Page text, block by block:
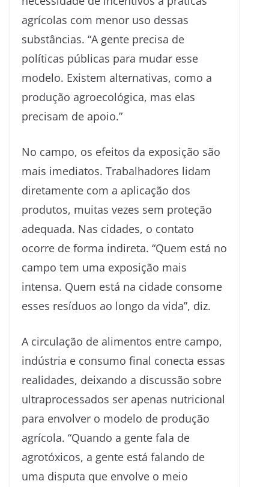
agrícolas com menor uso dessas
substâncias. “A gente precisa de
políticas públicas para mudar esse
modelo. Existem alternativas, como a
produção agroecológica, mas elas
precisam de apoio.”
No campo, os efeitos da exposição são
mais imediatos. Trabalhadores lidam
diretamente com a aplicação dos
produtos, muitas vezes sem proteção
adequada. Nas cidades, o contato
ocorre de forma indireta. “Quem está no
campo tem uma exposição mais
intensa. Quem está na cidade consome
esses resíduos ao longo da vida”, diz.
A circulação de alimentos entre campo,
indústria e consumo final conecta essas
realidades, deixando a discussão sobre
ultraprocessados ser apenas nutricional
para envolver o modelo de produção
agrícola. “Quando a gente fala de
agrotóxicos, a gente está falando de
uma disputa que envolve o meio